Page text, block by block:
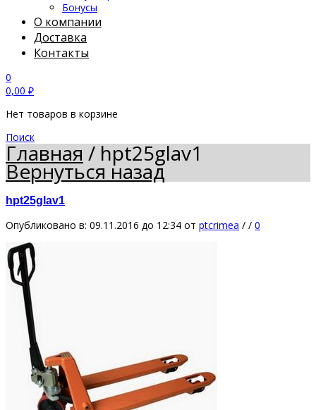
Бонусы
О компании
Доставка
Контакты
0
0,00 ₽
Нет товаров в корзине
Поиск
Главная/hpt25glav1
Вернуться назад
hpt25glav1
Опубликовано в: 09.11.2016 до 12:34 от ptcrimea / / 0